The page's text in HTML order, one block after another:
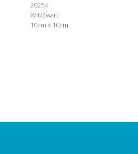
20254
Wit/Zwart
10cm x 10cm